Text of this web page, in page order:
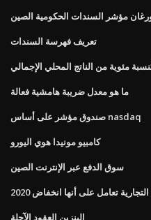
مؤشر السندات الحكومية الصين
تعريف فهرسة السندات
مئوية من الناتج المحلي الإجمالي
ما هو معدل ضريبة هامشية فعالة
صندوق مؤشر على أساس nasdaq
كامبيو مونيدا هوي اليورو
سوق الدفع عبر الإنترنت الصين
تعامل على أنها انخفاض 2020
البنزين العقود الآجلة